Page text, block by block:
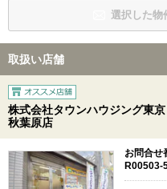
選択した物
取扱い店舗
株式会社タウンハウジング東京
秋葉原店
お問合せ
R00503-